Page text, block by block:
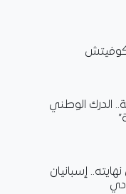
الدرك الوطني
إسبانيان